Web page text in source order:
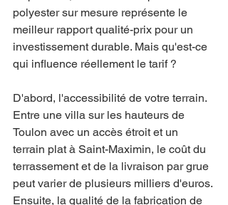
polyester sur mesure représente le
meilleur rapport qualité-prix pour un
investissement durable. Mais qu'est-ce
qui influence réellement le tarif ?
D'abord, l'accessibilité de votre terrain.
Entre une villa sur les hauteurs de
Toulon avec un accès étroit et un
terrain plat à Saint-Maximin, le coût du
terrassement et de la livraison par grue
peut varier de plusieurs milliers d'euros.
Ensuite, la qualité de la fabrication de